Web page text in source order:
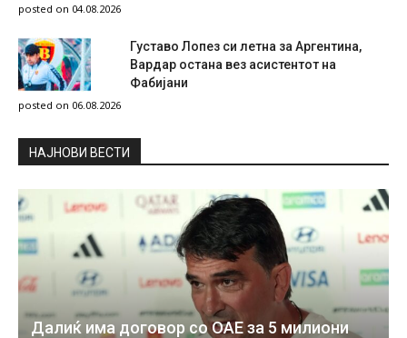
posted on 04.08.2026
Густаво Лопез си летна за Аргентина,
Вардар остана вез асистентот на
Фабијани
posted on 06.08.2026
НAЈНОВИ ВЕСТИ
Далиќ има договор со ОАЕ за 5 милиони